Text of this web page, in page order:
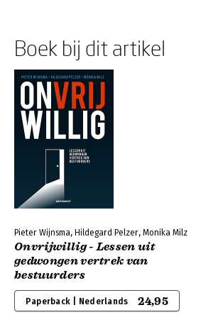
Boek bij dit artikel
Pieter Wijnsma, Hildegard Pelzer, Monika Milz
Onvrijwillig - Lessen uit
gedwongen vertrek van
bestuurders
Paperback | Nederlands 24,95